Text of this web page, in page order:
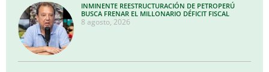
INMINENTE REESTRUCTURACIÓN DE PETROPERÚ
BUSCA FRENAR EL MILLONARIO DÉFICIT FISCAL
8 agosto, 2026